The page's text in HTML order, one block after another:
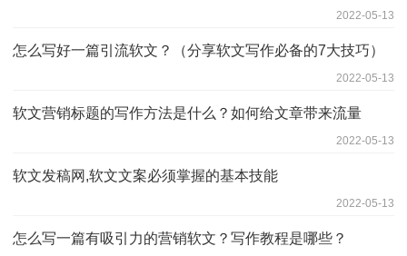
2022-05-13
怎么写好一篇引流软文？（分享软文写作必备的7大技巧）
2022-05-13
软文营销标题的写作方法是什么？如何给文章带来流量
2022-05-13
软文发稿网,软文文案必须掌握的基本技能
2022-05-13
怎么写一篇有吸引力的营销软文？写作教程是哪些？